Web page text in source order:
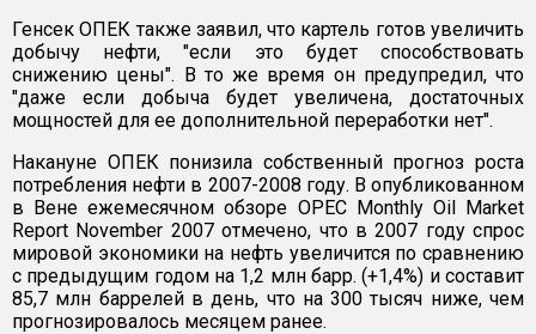
Генсек ОПЕК также заявил, что картель готов увеличить
добычу нефти, "если это будет способствовать
снижению цены". В то же время он предупредил, что
"даже если добыча будет увеличена, достаточных
мощностей для ее дополнительной переработки нет".
Накануне ОПЕК понизила собственный прогноз роста
потребления нефти в 2007-2008 году. В опубликованном
в Вене ежемесячном обзоре OPEC Monthly Oil Market
Report November 2007 отмечено, что в 2007 году спрос
мировой экономики на нефть увеличится по сравнению
с предыдущим годом на 1,2 млн барр. (+1,4%) и составит
85,7 млн баррелей в день, что на 300 тысяч ниже, чем
прогнозировалось месяцем ранее.